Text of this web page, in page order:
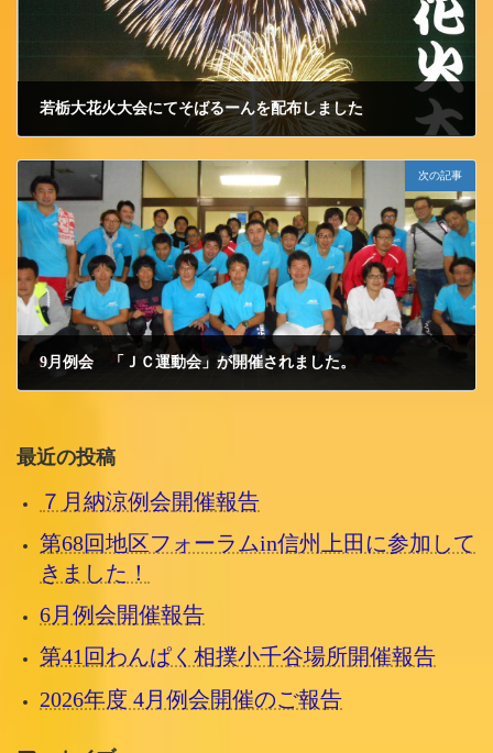
若栃大花火大会にてそばるーんを配布しました
次の記事
9月例会 「ＪＣ運動会」が開催されました。
最近の投稿
７月納涼例会開催報告
第68回地区フォーラムin信州上田に参加して
きました！
6月例会開催報告
第41回わんぱく相撲小千谷場所開催報告
2026年度 4月例会開催のご報告